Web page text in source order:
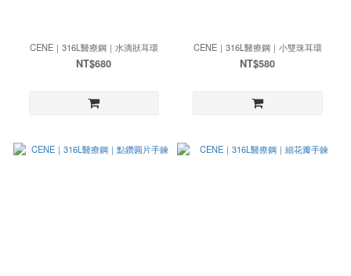
CENE｜316L醫療鋼｜水滴狀耳環
NT$680
CENE｜316L醫療鋼｜小雙珠耳環
NT$580